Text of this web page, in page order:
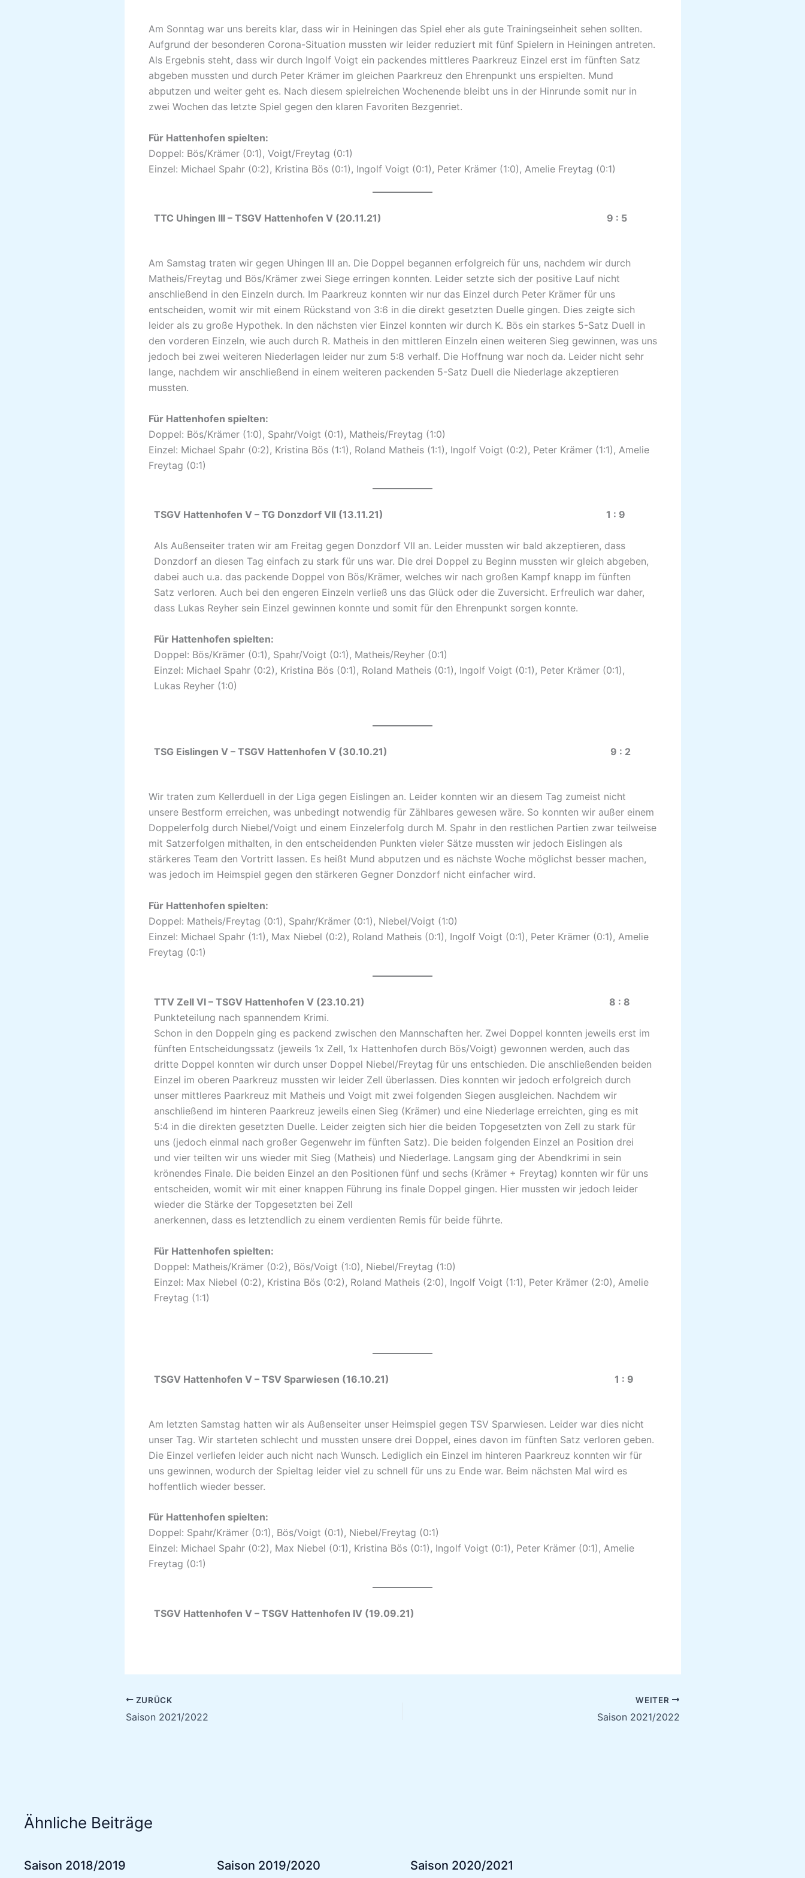
Am Sonntag war uns bereits klar, dass wir in Heiningen das Spiel eher als gute Trainingseinheit sehen sollten.
Aufgrund der besonderen Corona-Situation mussten wir leider reduziert mit fünf Spielern in Heiningen antreten.
Als Ergebnis steht, dass wir durch Ingolf Voigt ein packendes mittleres Paarkreuz Einzel erst im fünften Satz
abgeben mussten und durch Peter Krämer im gleichen Paarkreuz den Ehrenpunkt uns erspielten. Mund
abputzen und weiter geht es. Nach diesem spielreichen Wochenende bleibt uns in der Hinrunde somit nur in
zwei Wochen das letzte Spiel gegen den klaren Favoriten Bezgenriet.
Für Hattenhofen spielten:
Doppel: Bös/Krämer (0:1), Voigt/Freytag (0:1)
Einzel: Michael Spahr (0:2), Kristina Bös (0:1), Ingolf Voigt (0:1), Peter Krämer (1:0), Amelie Freytag (0:1)
TTC Uhingen III – TSGV Hattenhofen V (20.11.21) 9 : 5
Am Samstag traten wir gegen Uhingen III an. Die Doppel begannen erfolgreich für uns, nachdem wir durch
Matheis/Freytag und Bös/Krämer zwei Siege erringen konnten. Leider setzte sich der positive Lauf nicht
anschließend in den Einzeln durch. Im Paarkreuz konnten wir nur das Einzel durch Peter Krämer für uns
entscheiden, womit wir mit einem Rückstand von 3:6 in die direkt gesetzten Duelle gingen. Dies zeigte sich
leider als zu große Hypothek. In den nächsten vier Einzel konnten wir durch K. Bös ein starkes 5-Satz Duell in
den vorderen Einzeln, wie auch durch R. Matheis in den mittleren Einzeln einen weiteren Sieg gewinnen, was uns
jedoch bei zwei weiteren Niederlagen leider nur zum 5:8 verhalf. Die Hoffnung war noch da. Leider nicht sehr
lange, nachdem wir anschließend in einem weiteren packenden 5-Satz Duell die Niederlage akzeptieren
mussten.
Für Hattenhofen spielten:
Doppel: Bös/Krämer (1:0), Spahr/Voigt (0:1), Matheis/Freytag (1:0)
Einzel: Michael Spahr (0:2), Kristina Bös (1:1), Roland Matheis (1:1), Ingolf Voigt (0:2), Peter Krämer (1:1), Amelie
Freytag (0:1)
TSGV Hattenhofen V – TG Donzdorf VII (13.11.21) 1 : 9
Als Außenseiter traten wir am Freitag gegen Donzdorf VII an. Leider mussten wir bald akzeptieren, dass
Donzdorf an diesen Tag einfach zu stark für uns war. Die drei Doppel zu Beginn mussten wir gleich abgeben,
dabei auch u.a. das packende Doppel von Bös/Krämer, welches wir nach großen Kampf knapp im fünften
Satz verloren. Auch bei den engeren Einzeln verließ uns das Glück oder die Zuversicht. Erfreulich war daher,
dass Lukas Reyher sein Einzel gewinnen konnte und somit für den Ehrenpunkt sorgen konnte.
Für Hattenhofen spielten:
Doppel: Bös/Krämer (0:1), Spahr/Voigt (0:1), Matheis/Reyher (0:1)
Einzel: Michael Spahr (0:2), Kristina Bös (0:1), Roland Matheis (0:1), Ingolf Voigt (0:1), Peter Krämer (0:1),
Lukas Reyher (1:0)
TSG Eislingen V – TSGV Hattenhofen V (30.10.21) 9 : 2
Wir traten zum Kellerduell in der Liga gegen Eislingen an. Leider konnten wir an diesem Tag zumeist nicht
unsere Bestform erreichen, was unbedingt notwendig für Zählbares gewesen wäre. So konnten wir außer einem
Doppelerfolg durch Niebel/Voigt und einem Einzelerfolg durch M. Spahr in den restlichen Partien zwar teilweise
mit Satzerfolgen mithalten, in den entscheidenden Punkten vieler Sätze mussten wir jedoch Eislingen als
stärkeres Team den Vortritt lassen. Es heißt Mund abputzen und es nächste Woche möglichst besser machen,
was jedoch im Heimspiel gegen den stärkeren Gegner Donzdorf nicht einfacher wird.
Für Hattenhofen spielten:
Doppel: Matheis/Freytag (0:1), Spahr/Krämer (0:1), Niebel/Voigt (1:0)
Einzel: Michael Spahr (1:1), Max Niebel (0:2), Roland Matheis (0:1), Ingolf Voigt (0:1), Peter Krämer (0:1), Amelie
Freytag (0:1)
TTV Zell VI – TSGV Hattenhofen V (23.10.21) 8 : 8
Punkteteilung nach spannendem Krimi.
Schon in den Doppeln ging es packend zwischen den Mannschaften her. Zwei Doppel konnten jeweils erst im
fünften Entscheidungssatz (jeweils 1x Zell, 1x Hattenhofen durch Bös/Voigt) gewonnen werden, auch das
dritte Doppel konnten wir durch unser Doppel Niebel/Freytag für uns entschieden. Die anschließenden beiden
Einzel im oberen Paarkreuz mussten wir leider Zell überlassen. Dies konnten wir jedoch erfolgreich durch
unser mittleres Paarkreuz mit Matheis und Voigt mit zwei folgenden Siegen ausgleichen. Nachdem wir
anschließend im hinteren Paarkreuz jeweils einen Sieg (Krämer) und eine Niederlage erreichten, ging es mit
5:4 in die direkten gesetzten Duelle. Leider zeigten sich hier die beiden Topgesetzten von Zell zu stark für
uns (jedoch einmal nach großer Gegenwehr im fünften Satz). Die beiden folgenden Einzel an Position drei
und vier teilten wir uns wieder mit Sieg (Matheis) und Niederlage. Langsam ging der Abendkrimi in sein
krönendes Finale. Die beiden Einzel an den Positionen fünf und sechs (Krämer + Freytag) konnten wir für uns
entscheiden, womit wir mit einer knappen Führung ins finale Doppel gingen. Hier mussten wir jedoch leider
wieder die Stärke der Topgesetzten bei Zell
anerkennen, dass es letztendlich zu einem verdienten Remis für beide führte.
Für Hattenhofen spielten:
Doppel: Matheis/Krämer (0:2), Bös/Voigt (1:0), Niebel/Freytag (1:0)
Einzel: Max Niebel (0:2), Kristina Bös (0:2), Roland Matheis (2:0), Ingolf Voigt (1:1), Peter Krämer (2:0), Amelie
Freytag (1:1)
TSGV Hattenhofen V – TSV Sparwiesen (16.10.21) 1 : 9
Am letzten Samstag hatten wir als Außenseiter unser Heimspiel gegen TSV Sparwiesen. Leider war dies nicht
unser Tag. Wir starteten schlecht und mussten unsere drei Doppel, eines davon im fünften Satz verloren geben.
Die Einzel verliefen leider auch nicht nach Wunsch. Lediglich ein Einzel im hinteren Paarkreuz konnten wir für
uns gewinnen, wodurch der Spieltag leider viel zu schnell für uns zu Ende war. Beim nächsten Mal wird es
hoffentlich wieder besser.
Für Hattenhofen spielten:
Doppel: Spahr/Krämer (0:1), Bös/Voigt (0:1), Niebel/Freytag (0:1)
Einzel: Michael Spahr (0:2), Max Niebel (0:1), Kristina Bös (0:1), Ingolf Voigt (0:1), Peter Krämer (0:1), Amelie
Freytag (0:1)
TSGV Hattenhofen V – TSGV Hattenhofen IV (19.09.21)
ZURÜCK
Saison 2021/2022
WEITER
Saison 2021/2022
Ähnliche Beiträge
Saison 2018/2019 Saison 2019/2020 Saison 2020/2021